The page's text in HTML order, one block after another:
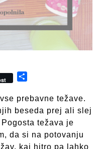
prebavne težave.
beseda prej ali slej
težava je
da si na potovanju
kaj hitro pa lahko